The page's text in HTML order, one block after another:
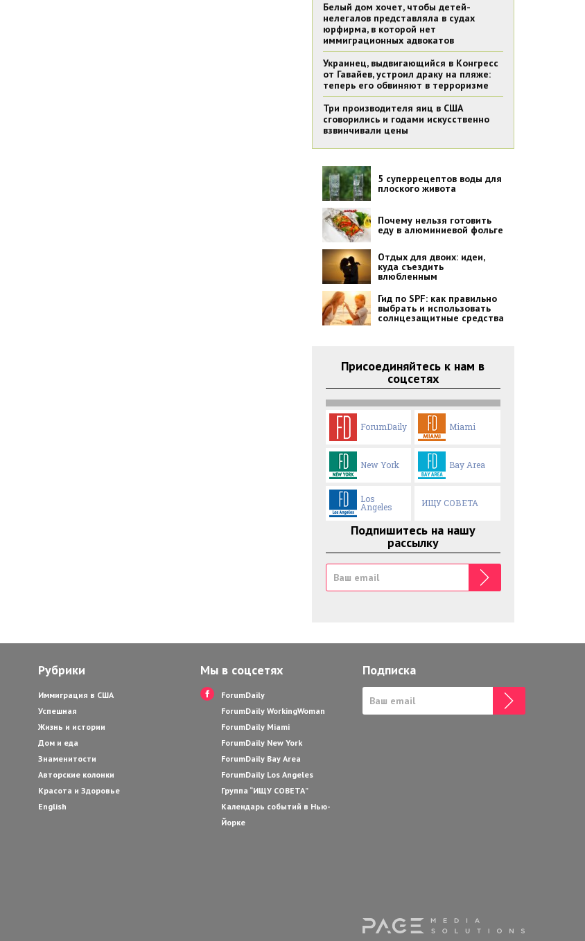
Белый дом хочет, чтобы детей-
нелегалов представляла в судах
юрфирма, в которой нет
иммиграционных адвокатов
Украинец, выдвигающийся в Конгресс
от Гавайев, устроил драку на пляже:
теперь его обвиняют в терроризме
Три производителя яиц в США
сговорились и годами искусственно
взвинчивали цены
5 суперрецептов воды для
плоского живота
Почему нельзя готовить
еду в алюминиевой фольге
Отдых для двоих: идеи,
куда съездить
влюбленным
Гид по SPF: как правильно
выбрать и использовать
солнцезащитные средства
Присоединяйтесь к нам в
соцсетях
ForumDaily Miami
New York Bay Area
Los
Angeles ИЩУ СОВЕТА
Подпишитесь на нашу
рассылку
Рубрики
Иммиграция в США
Успешная
Жизнь и истории
Дом и еда
Знаменитости
Авторские колонки
Красота и Здоровье
English
Мы в соцсетях
ForumDaily
ForumDaily WorkingWoman
ForumDaily Miami
ForumDaily New York
ForumDaily Bay Area
ForumDaily Los Angeles
Группа “ИЩУ СОВЕТА”
Календарь событий в Нью-
Йорке
Подписка